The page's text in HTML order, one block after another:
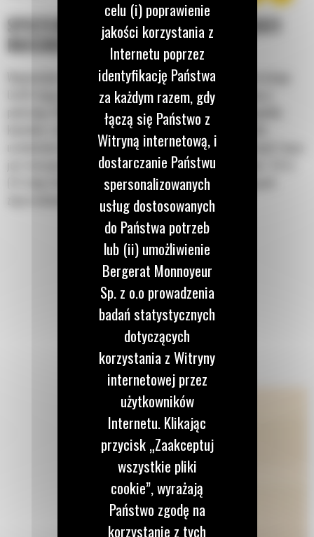
SYSTEM REGULOWANEJ KRAWĘDZI
RUCHOMEJ
Wyposażone w maksymalnie dwie krawędzie tnące, pługi do śniegu
Cat® mają układ krawędzi ruchomej, który jest wbudowany w
podstawę. Podzielona na sekcje odkładnica cofa się w przypadku
kontaktu z niewidocznymi przeszkodami, co ogranicza ryzyko
uszkodzenia pługa do śniegu i maszyny. Stała, gumowa krawędź tnąca
jest dostępna w rozmiarach 2,6 m (8 stóp), 3,2 m (10 stóp) i 3,8 m
(12 stóp), które pasują do wszystkich modeli wykorzystujących
złącze ładowarki ze sterowaniem burtowym.
celu (i) poprawienie
jakości korzystania z
Internetu poprzez
identyfikację Państwa
za każdym razem, gdy
łączą się Państwo z
Witryną internetową, i
dostarczanie Państwu
spersonalizowanych
usług dostosowanych
do Państwa potrzeb
lub (ii) umożliwienie
Bergerat Monnoyeur
Sp. z o.o prowadzenia
badań statystycznych
dotyczących
korzystania z Witryny
internetowej przez
użytkowników
Internetu. Klikając
przycisk „Zaakceptuj
wszystkie pliki
cookie”, wyrażają
Państwo zgodę na
korzystanie z tych